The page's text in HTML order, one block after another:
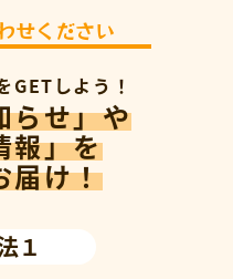
せください
GETしよう！
らせ」や
報」を
届け！
１